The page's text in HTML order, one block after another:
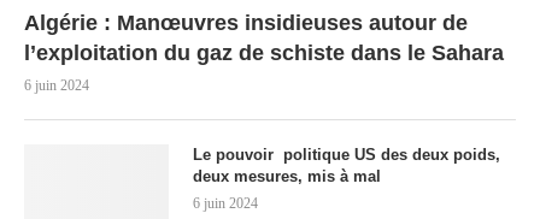
Algérie : Manœuvres insidieuses autour de
l’exploitation du gaz de schiste dans le Sahara
6 juin 2024
Le pouvoir politique US des deux poids,
deux mesures, mis à mal
6 juin 2024